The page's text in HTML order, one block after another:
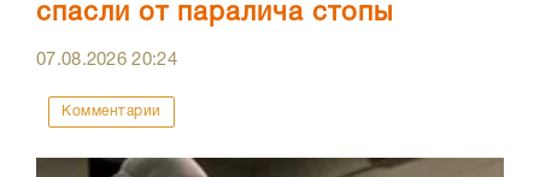
спасли от паралича стопы
07.08.202620:24
Комментарии